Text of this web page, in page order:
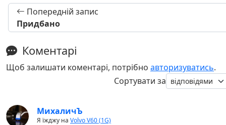
Попередній запис
Придбано
Коментарі
Щоб залишати коментарі, потрібно авторизуватись.
Сортувати за
МихаличЪ
Я їжджу на Volvo V60 (1G)